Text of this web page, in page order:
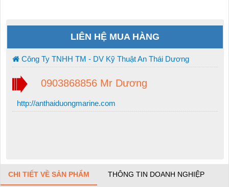
LIÊN HỆ MUA HÀNG
Công Ty TNHH TM - DV Kỹ Thuật An Thái Dương
0903868856 Mr Dương
http://anthaiduongmarine.com
CHI TIẾT VỀ SẢN PHẨM THÔNG TIN DOANH NGHIỆP